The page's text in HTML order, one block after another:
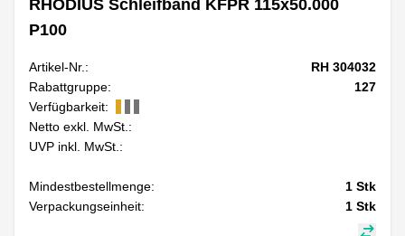
RHODIUS Schleifband KFPR 115x50.000
P100
Artikel-Nr.:
RH 304032
Rabattgruppe:
127
Verfügbarkeit:
Netto exkl. MwSt.:
UVP inkl. MwSt.:
Mindestbestellmenge: 1 Stk
Verpackungseinheit:
1 Stk